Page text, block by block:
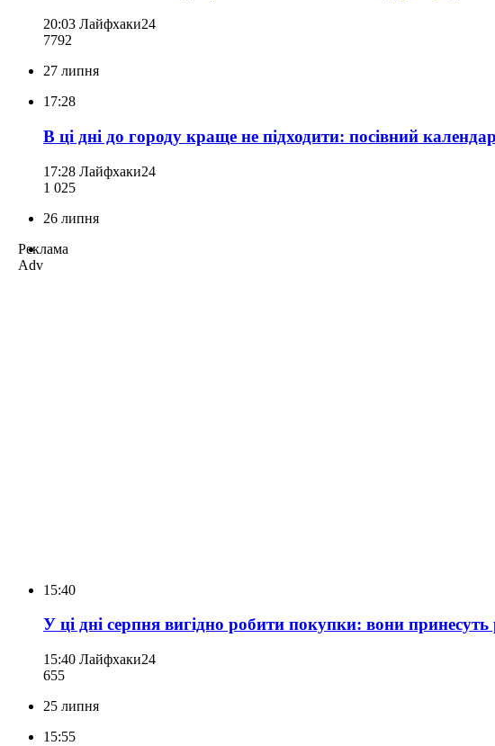
20:03 Лайфхаки24
7792
27 липня
17:28
В ці дні до городу краще не підходити: посівний
17:28 Лайфхаки24
1 025
26 липня
Реклама
Adv
15:40
У ці дні серпня вигідно робити покупки: вони принесуть
15:40 Лайфхаки24
655
25 липня
15:55